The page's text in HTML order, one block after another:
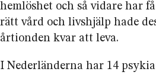
hemlöshet och så vidare har
rätt vård och livshjälp hade
årtionden kvar att leva.
I Nederländerna har 14